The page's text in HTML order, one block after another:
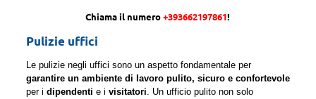
Chiama il numero +393662197861!
Pulizie uffici
Le pulizie negli uffici sono un aspetto fondamentale per
garantire un ambiente di lavoro pulito, sicuro e confortevole
per i dipendenti e i visitatori. Un ufficio pulito non solo